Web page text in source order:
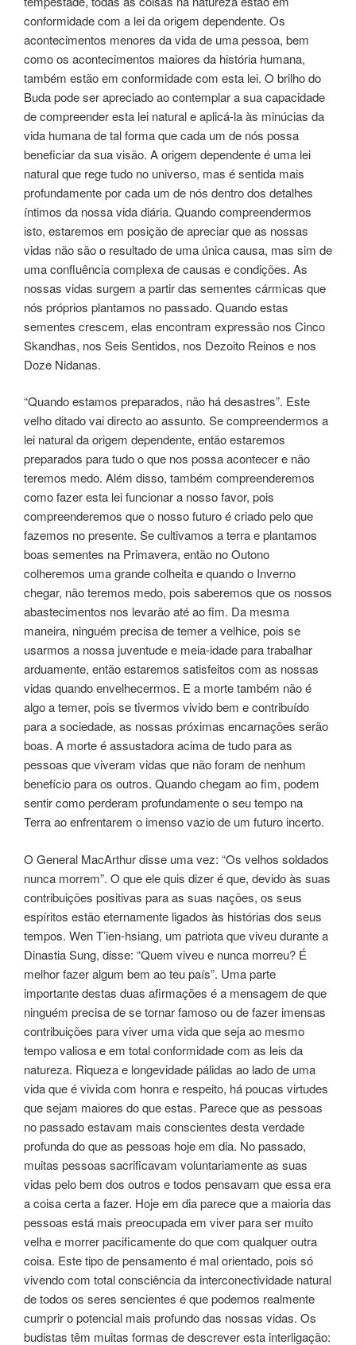
conformidade com a lei da origem dependente. Os
acontecimentos menores da vida de uma pessoa, bem
como os acontecimentos maiores da história humana,
também estão em conformidade com esta lei. O brilho do
Buda pode ser apreciado ao contemplar a sua capacidade
de compreender esta lei natural e aplicá-la às minúcias da
vida humana de tal forma que cada um de nós possa
beneficiar da sua visão. A origem dependente é uma lei
natural que rege tudo no universo, mas é sentida mais
profundamente por cada um de nós dentro dos detalhes
íntimos da nossa vida diária. Quando compreendermos
isto, estaremos em posição de apreciar que as nossas
vidas não são o resultado de uma única causa, mas sim de
uma confluência complexa de causas e condições. As
nossas vidas surgem a partir das sementes cármicas que
nós próprios plantamos no passado. Quando estas
sementes crescem, elas encontram expressão nos Cinco
Skandhas, nos Seis Sentidos, nos Dezoito Reinos e nos
Doze Nidanas.
“Quando estamos preparados, não há desastres”. Este
velho ditado vai directo ao assunto. Se compreendermos a
lei natural da origem dependente, então estaremos
preparados para tudo o que nos possa acontecer e não
teremos medo. Além disso, também compreenderemos
como fazer esta lei funcionar a nosso favor, pois
compreenderemos que o nosso futuro é criado pelo que
fazemos no presente. Se cultivamos a terra e plantamos
boas sementes na Primavera, então no Outono
colheremos uma grande colheita e quando o Inverno
chegar, não teremos medo, pois saberemos que os nossos
abastecimentos nos levarão até ao fim. Da mesma
maneira, ninguém precisa de temer a velhice, pois se
usarmos a nossa juventude e meia-idade para trabalhar
arduamente, então estaremos satisfeitos com as nossas
vidas quando envelhecermos. E a morte também não é
algo a temer, pois se tivermos vivido bem e contribuído
para a sociedade, as nossas próximas encarnações serão
boas. A morte é assustadora acima de tudo para as
pessoas que viveram vidas que não foram de nenhum
benefício para os outros. Quando chegam ao fim, podem
sentir como perderam profundamente o seu tempo na
Terra ao enfrentarem o imenso vazio de um futuro incerto.
O General MacArthur disse uma vez: “Os velhos soldados
nunca morrem”. O que ele quis dizer é que, devido às suas
contribuições positivas para as suas nações, os seus
espíritos estão eternamente ligados às histórias dos seus
tempos. Wen T’ien-hsiang, um patriota que viveu durante a
Dinastia Sung, disse: “Quem viveu e nunca morreu? É
melhor fazer algum bem ao teu país”. Uma parte
importante destas duas afirmações é a mensagem de que
ninguém precisa de se tornar famoso ou de fazer imensas
contribuições para viver uma vida que seja ao mesmo
tempo valiosa e em total conformidade com as leis da
natureza. Riqueza e longevidade pálidas ao lado de uma
vida que é vivida com honra e respeito, há poucas virtudes
que sejam maiores do que estas. Parece que as pessoas
no passado estavam mais conscientes desta verdade
profunda do que as pessoas hoje em dia. No passado,
muitas pessoas sacrificavam voluntariamente as suas
vidas pelo bem dos outros e todos pensavam que essa era
a coisa certa a fazer. Hoje em dia parece que a maioria das
pessoas está mais preocupada em viver para ser muito
velha e morrer pacificamente do que com qualquer outra
coisa. Este tipo de pensamento é mal orientado, pois só
vivendo com total consciência da interconectividade natural
de todos os seres sencientes é que podemos realmente
cumprir o potencial mais profundo das nossas vidas. Os
budistas têm muitas formas de descrever esta interligação: